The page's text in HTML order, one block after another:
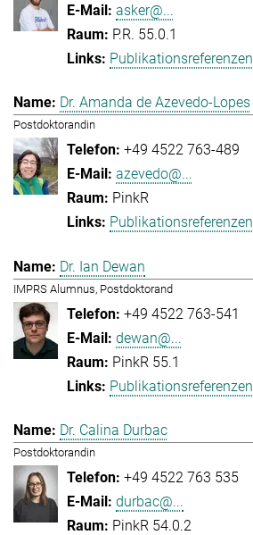
asker@...
P.R. 55.0.1
Publikationsreferenzen
Dr. Amanda de Azevedo-Lopes
Postdoktorandin
+49 4522 763-489
azevedo@...
PinkR
Publikationsreferenzen
Dr. Ian Dewan
IMPRS Alumnus, Postdoktorand
+49 4522 763-541
dewan@...
PinkR 55.1
Publikationsreferenzen
Dr. Calina Durbac
Postdoktorandin
+49 4522 763 535
durbac@...
PinkR 54.0.2